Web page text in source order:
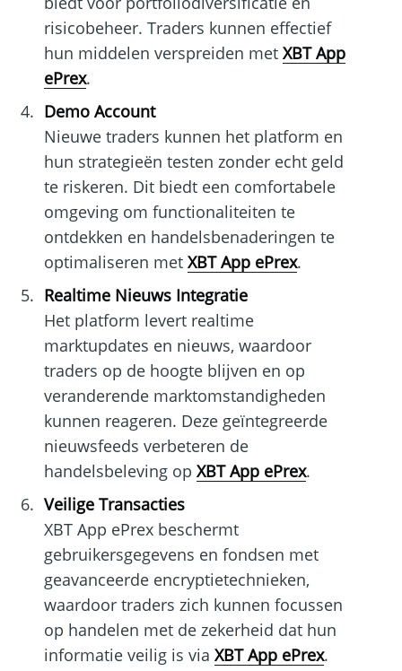
risicobeheer. Traders kunnen effectief
hun middelen verspreiden met XBT App
ePrex.
Demo Account
Nieuwe traders kunnen het platform en
hun strategieën testen zonder echt geld
te riskeren. Dit biedt een comfortabele
omgeving om functionaliteiten te
ontdekken en handelsbenaderingen te
optimaliseren met XBT App ePrex.
Realtime Nieuws Integratie
Het platform levert realtime
marktupdates en nieuws, waardoor
traders op de hoogte blijven en op
veranderende marktomstandigheden
kunnen reageren. Deze geïntegreerde
nieuwsfeeds verbeteren de
handelsbeleving op XBT App ePrex.
Veilige Transacties
XBT App ePrex beschermt
gebruikersgegevens en fondsen met
geavanceerde encryptietechnieken,
waardoor traders zich kunnen focussen
op handelen met de zekerheid dat hun
informatie veilig is via XBT App ePrex.